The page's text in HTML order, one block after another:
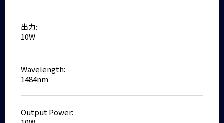
出力:
10W
Wavelength:
1484nm
Output Power: